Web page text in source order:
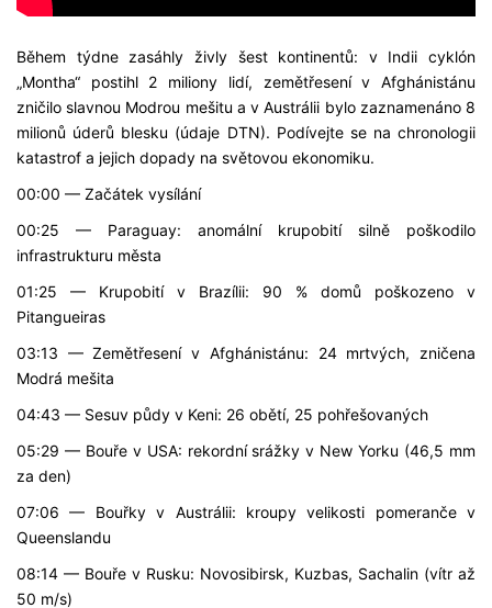
Během týdne zasáhly živly šest kontinentů: v Indii cyklón
„Montha“ postihl 2 miliony lidí, zemětřesení v Afghánistánu
zničilo slavnou Modrou mešitu a v Austrálii bylo zaznamenáno 8
milionů úderů blesku (údaje DTN). Podívejte se na chronologii
katastrof a jejich dopady na světovou ekonomiku.
00:00 — Začátek vysílání
00:25 — Paraguay: anomální krupobití silně poškodilo
infrastrukturu města
01:25 — Krupobití v Brazílii: 90 % domů poškozeno v
Pitangueiras
03:13 — Zemětřesení v Afghánistánu: 24 mrtvých, zničena
Modrá mešita
04:43 — Sesuv půdy v Keni: 26 obětí, 25 pohřešovaných
05:29 — Bouře v USA: rekordní srážky v New Yorku (46,5 mm
za den)
07:06 — Bouřky v Austrálii: kroupy velikosti pomeranče v
Queenslandu
08:14 — Bouře v Rusku: Novosibirsk, Kuzbas, Sachalin (vítr až
50 m/s)